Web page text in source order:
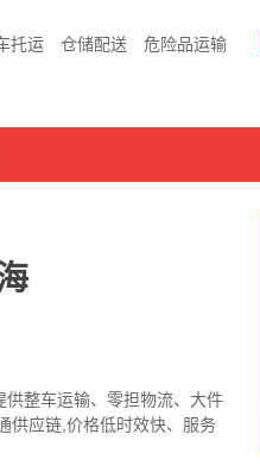
托运 仓储配送 危险品运输
整车运输、零担物流、大件
供应链,价格低时效快、服务